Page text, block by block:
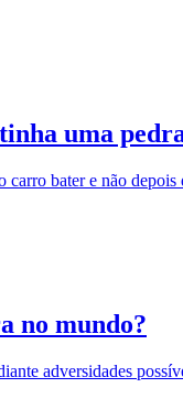
uma
carro bater e não depois
no mundo?
adversidades